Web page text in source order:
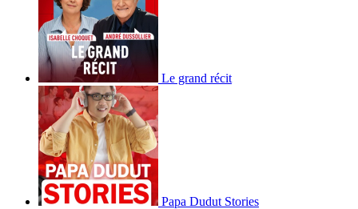
Le grand récit
Papa Dudut Stories